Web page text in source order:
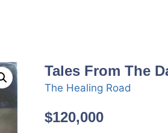
Tales From The
The Healing Road
$120,000